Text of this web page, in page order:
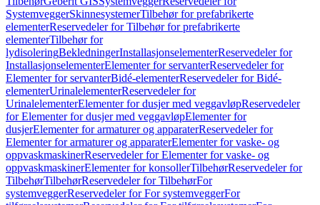
SystemveggerSkinnesystemerTilbehør for prefabrikerte
elementerReservedeler for Tilbehør for prefabrikerte
elementerTilbehør for
lydisoleringBekledningerInstallasjonselementerReservedeler for
InstallasjonselementerElementer for servanterReservedeler for
Elementer for servanterBidé-elementerReservedeler for Bidé-
elementerUrinalelementerReservedeler for
UrinalelementerElementer for dusjer med veggavløpReservedeler
for Elementer for dusjer med veggavløpElementer for
dusjerElementer for armaturer og apparaterReservedeler for
Elementer for armaturer og apparaterElementer for vaske- og
oppvaskmaskinerReservedeler for Elementer for vaske- og
oppvaskmaskinerElementer for konsollerTilbehørReservedeler for
TilbehørTilbehørReservedeler for TilbehørFor
systemveggerReservedeler for For systemveggerFor